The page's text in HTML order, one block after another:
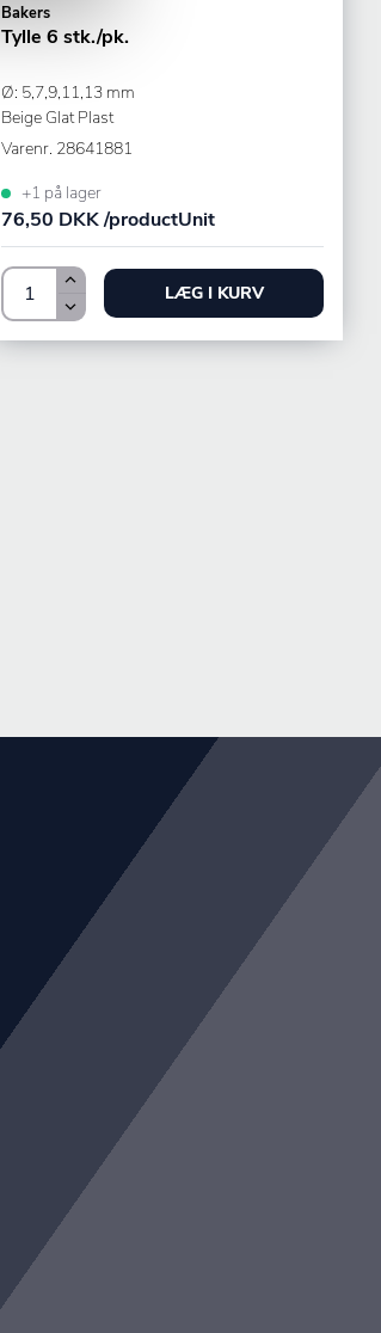
Bakers
Tylle 6 stk./pk.
Ø: 5,7,9,11,13 mm
Beige Glat Plast
Varenr. 28641881
+1 på lager
76,50 DKK /productUnit
LÆG I KURV